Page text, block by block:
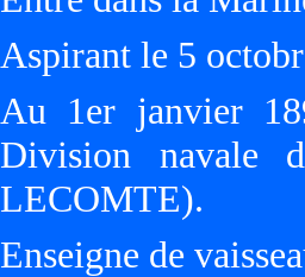
Aspirant le 5
Au 1er janvier
Division navale
LECOMTE).
Enseigne de